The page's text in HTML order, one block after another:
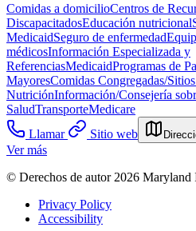
Comidas a domicilioCentros de
DiscapacitadosEducación nutricional
MedicaidSeguro de enfermedad
médicosInformación Especializada y
ReferenciasMedicaidProgramas de
MayoresComidas Congregadas/
NutriciónInformación/Consejería
SaludTransporteMedicare
Llamar
Sitio web
Ver más
© Derechos de autor 2026
Privacy Policy
Accessibility